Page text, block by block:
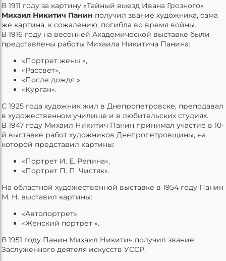
В 1911 году за картину «Тайный выезд Ивана Грозного»
Михаил Никитич Панин получил звание художника, сама
же картина, к сожалению, погибла во время войны.
В 1916 году на весенней Академической выставке были
представлены работы Михаила Никитича Панина:
«Портрет жены »,
«Рассвет»,
«После дождя »,
«Курган».
С 1925 года художник жил в Днепропетровске, преподавал
в художественном училище и в любительских студиях.
В 1947 году Михаил Никитич Панин принимал участие в 10-
й выставке работ художников Днепропетровщины, на
которой представил картины:
«Портрет И. Е. Репина»,
«Портрет П. П. Чистяк».
На областной художественной выставке в 1954 году Панин
М. Н. выставил картины:
«Автопортрет»,
«Женский портрет ».
В 1951 году Панин Михаил Никитич получил звание
Заслуженного деятеля искусств УССР.